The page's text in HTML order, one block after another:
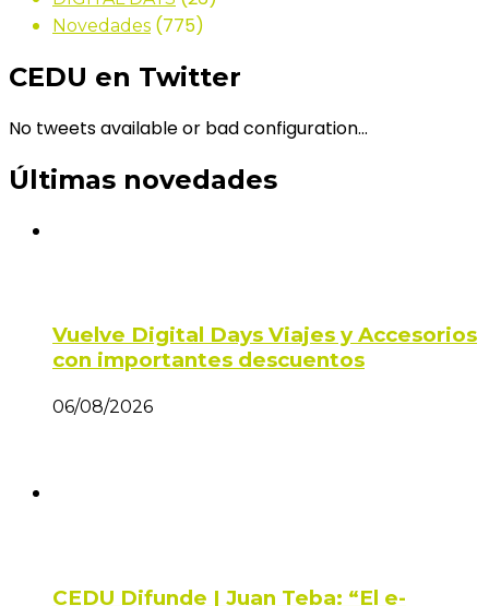
Novedades (775)
CEDU en Twitter
No tweets available or bad configuration...
Últimas novedades
Vuelve Digital Days Viajes y Accesorios
con importantes descuentos
06/08/2026
CEDU Difunde | Juan Teba: “El e-